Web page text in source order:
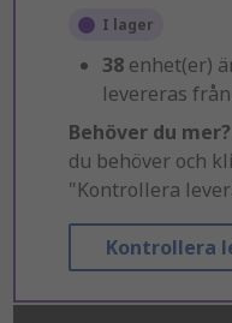
I lager
38 enhet(er)
levereras
Behöver du mer?
du behöver och
"Kontrollera
Kontrollera